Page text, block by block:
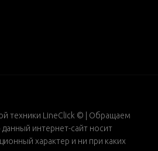
техники LineClick © | Обращаем
интернет-сайт носит
характер и ни при каких